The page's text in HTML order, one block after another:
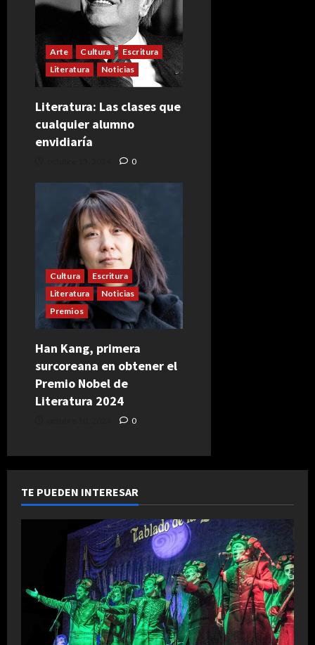
Arte Cultura
Escritura
Literatura
Noticias
Literatura: Las clases que
cualquier alumno
envidiaría
0
Cultura
Escritura
Literatura
Noticias
Premios
Han Kang, primera
surcoreana en obtener el
Premio Nobel de
Literatura 2024
0
TE PUEDEN INTERESAR